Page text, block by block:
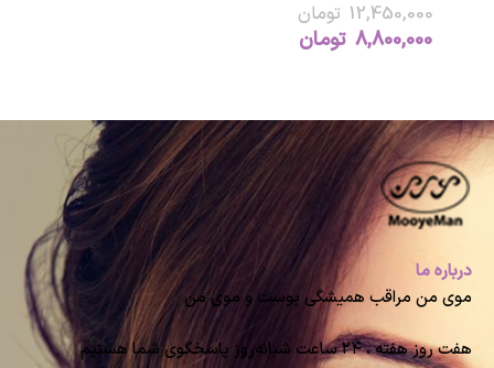
12,450,000 تومان
8,800,000 تومان
درباره ما
موی من مراقب همیشگی پوست و موی من
هفت روز هفته ، ۲۴ ساعت شبانه‌روز پاسخگوی شما هستیم